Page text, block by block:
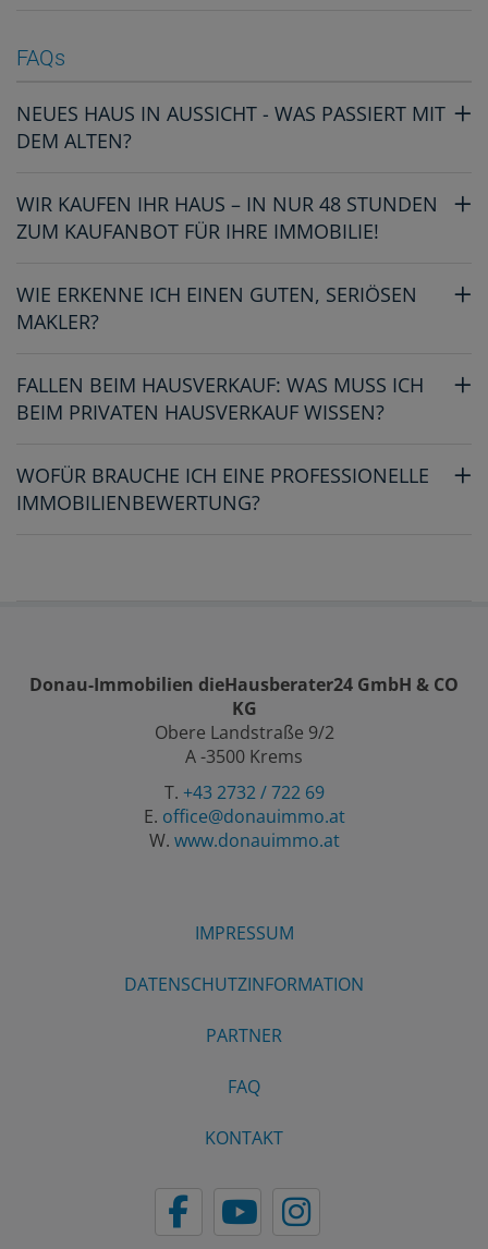
FAQs
NEUES HAUS IN AUSSICHT - WAS PASSIERT MIT
DEM ALTEN?
WIR KAUFEN IHR HAUS – IN NUR 48 STUNDEN
ZUM KAUFANBOT FÜR IHRE IMMOBILIE!
WIE ERKENNE ICH EINEN GUTEN, SERIÖSEN
MAKLER?
FALLEN BEIM HAUSVERKAUF: WAS MUSS ICH
BEIM PRIVATEN HAUSVERKAUF WISSEN?
WOFÜR BRAUCHE ICH EINE PROFESSIONELLE
IMMOBILIENBEWERTUNG?
Donau-Immobilien dieHausberater24 GmbH & CO
KG
Obere Landstraße 9/2
A -3500 Krems
T. +43 2732 / 722 69
E. office@donauimmo.at
W. www.donauimmo.at
IMPRESSUM
DATENSCHUTZINFORMATION
PARTNER
FAQ
KONTAKT